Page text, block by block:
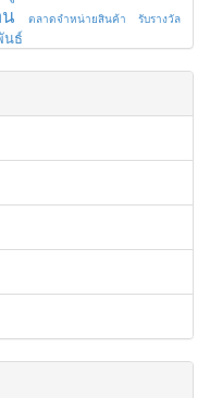
ตลาดจำหน่ายสินค้า รับรางวัล
นธ์